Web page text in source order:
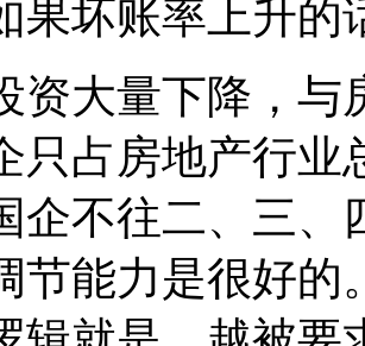
果坏账率上升的
资大量下降，
占房地产行业
企不往二、三、
节能力是很好的